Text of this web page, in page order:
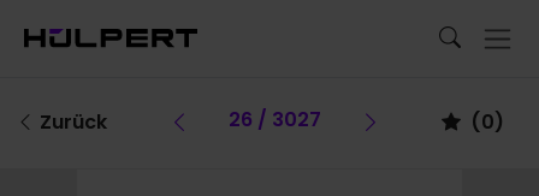
Zurück Vorheriges Fahrzeug
26 / 3027 Vorheriges
(0)